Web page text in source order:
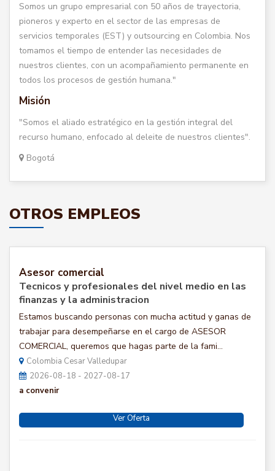
Somos un grupo empresarial con 50 años de trayectoria,
pioneros y experto en el sector de las empresas de
servicios temporales (EST) y outsourcing en Colombia. Nos
tomamos el tiempo de entender las necesidades de
nuestros clientes, con un acompañamiento permanente en
todos los procesos de gestión humana."
Misión
"Somos el aliado estratégico en la gestión integral del
recurso humano, enfocado al deleite de nuestros clientes".
Bogotá
OTROS EMPLEOS
Asesor comercial
Tecnicos y profesionales del nivel medio en las
finanzas y la administracion
Estamos buscando personas con mucha actitud y ganas de
trabajar para desempeñarse en el cargo de ASESOR
COMERCIAL, queremos que hagas parte de la fami...
Colombia Cesar Valledupar
2026-08-18 - 2027-08-17
a convenir
Ver Oferta